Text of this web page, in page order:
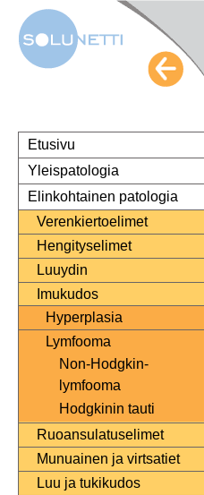
Etusivu
Yleispatologia
Elinkohtainen patologia
Verenkiertoelimet
Hengityselimet
Luuydin
Imukudos
Hyperplasia
Lymfooma
Non-Hodgkin-
lymfooma
Hodgkinin tauti
Ruoansulatuselimet
Munuainen ja virtsatiet
Luu ja tukikudos